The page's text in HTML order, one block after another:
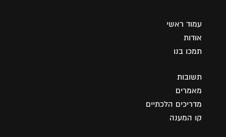
עמוד ראשי
אודות
תמכו בנו
תשובות
מאמרים
מדריכים הלכתיים
קו המענה